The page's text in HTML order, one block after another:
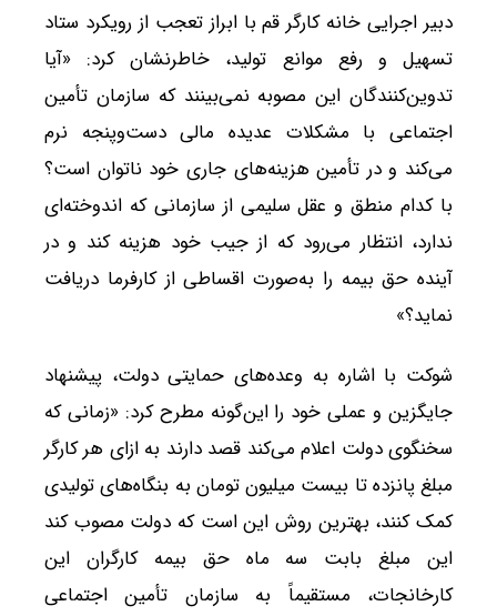
دبیر اجرایی خانه کارگر قم با ابراز تعجب از رویکرد ستاد
تسهیل و رفع موانع تولید، خاطرنشان کرد: «آیا
تدوین‌کنندگان این مصوبه نمی‌بینند که سازمان تأمین
اجتماعی با مشکلات عدیده مالی دست‌وپنجه نرم
می‌کند و در تأمین هزینه‌های جاری خود ناتوان است؟
با کدام منطق و عقل سلیمی از سازمانی که اندوخته‌ای
ندارد، انتظار می‌رود که از جیب خود هزینه کند و در
آینده حق بیمه را به‌صورت اقساطی از کارفرما دریافت
نماید؟»
شوکت با اشاره به وعده‌های حمایتی دولت، پیشنهاد
جایگزین و عملی خود را این‌گونه مطرح کرد: «زمانی که
سخنگوی دولت اعلام می‌کند قصد دارند به ازای هر کارگر
مبلغ پانزده تا بیست میلیون تومان به بنگاه‌های تولیدی
کمک کنند، بهترین روش این است که دولت مصوب کند
این مبلغ بابت سه ماه حق بیمه کارگران این
کارخانجات، مستقیماً به سازمان تأمین اجتماعی